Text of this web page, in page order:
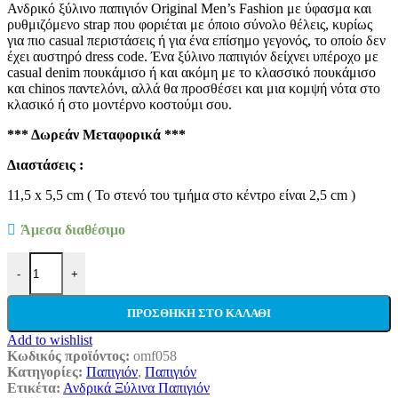
Ανδρικό ξύλινο παπιγιόν Original Men’s Fashion με ύφασμα και
ρυθμιζόμενο strap που φοριέται με όποιο σύνολο θέλεις, κυρίως
για πιο casual περιστάσεις ή για ένα επίσημο γεγονός, το οποίο δεν
έχει αυστηρό dress code. Ένα ξύλινο παπιγιόν δείχνει υπέροχο με
casual denim πουκάμισο ή και ακόμη με το κλασσικό πουκάμισο
και chinos παντελόνι, αλλά θα προσθέσει και μια κομψή νότα στο
κλασικό ή στο μοντέρνο κοστούμι σου.
*** Δωρεάν Μεταφορικά ***
Διαστάσεις :
11,5 x 5,5 cm ( Το στενό του τμήμα στο κέντρο είναι 2,5 cm )
Άμεσα διαθέσιμο
-
Ανδρικό Ξύλινο Παπιγιόν Original Men's Fashion Με Ύφασμα σε
+
ΠΡΟΣΘΉΚΗ ΣΤΟ ΚΑΛΆΘΙ
Add to wishlist
Κωδικός προϊόντος: omf058
Κατηγορίες: Παπιγιόν, Παπιγιόν
Ετικέτα: Ανδρικά Ξύλινα Παπιγιόν